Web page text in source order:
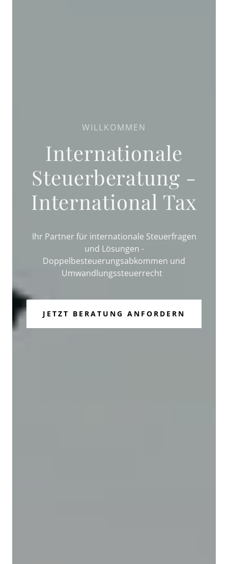
WILLKOMMEN
Internationale
Steuerberatung -
International Tax
Ihr Partner für internationale Steuerfragen
und Lösungen -
Doppelbesteuerungsabkommen und
Umwandlungssteuerrecht
JETZT BERATUNG ANFORDERN